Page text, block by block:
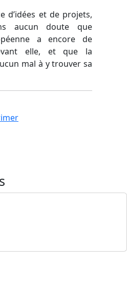
d’idées et de projets,
aucun doute que
a encore de
elle, et que la
mal à y trouver sa